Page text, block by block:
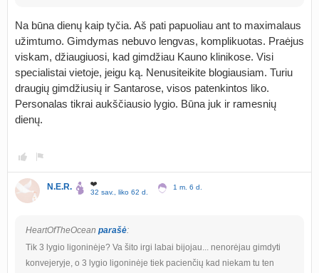
Na būna dienų kaip tyčia. Aš pati papuoliau ant to maximalaus
užimtumo. Gimdymas nebuvo lengvas, komplikuotas. Praėjus
viskam, džiaugiuosi, kad gimdžiau Kauno klinikose. Visi
specialistai vietoje, jeigu ką. Nenusiteikite blogiausiam. Turiu
draugių gimdžiusių ir Santarose, visos patenkintos liko.
Personalas tikrai aukščiausio lygio. Būna juk ir ramesnių
dienų.
N.E.R.
❤️
32 sav., liko 62 d.
1 m. 6 d.
HeartOfTheOcean parašė:
Tik 3 lygio ligoninėje? Va šito irgi labai bijojau... nenorėjau gimdyti
konvejeryje, o 3 lygio ligoninėje tiek pacienčių kad niekam tu ten